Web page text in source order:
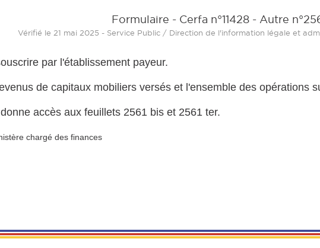
Formulaire - Cerfa n°11428 - Autre
Vérifié le 21 mai 2025 - Service Public / Direction de l'information légale et
par l'établissement payeur.
de capitaux mobiliers versés et l'ensemble des opérations
accès aux feuillets 2561 bis et 2561 ter.
chargé des finances